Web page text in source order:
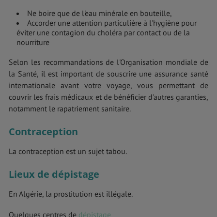
Ne boire que de l'eau minérale en bouteille,
Accorder une attention particulière à l'hygiène pour
éviter une contagion du choléra par contact ou de la
nourriture
Selon les recommandations de l'Organisation mondiale de
la Santé, il est important de souscrire une assurance santé
internationale avant votre voyage, vous permettant de
couvrir les frais médicaux et de bénéficier d'autres garanties,
notamment le rapatriement sanitaire.
Contraception
La contraception est un sujet tabou.
Lieux de dépistage
En Algérie, la prostitution est illégale.
Quelques centres de dépistage